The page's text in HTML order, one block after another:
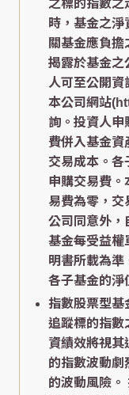
之標的指數之
時，基金之
關基金應負
揭露於基金之
人可至公開資
本公司網站
詢。投資人申
費併入基金資
交易成本。各
申購交易費。
易費為零，交
公司同意外，
基金每受益權
明書所載為準
各子基金的淨
指數股票型基
追蹤標的指數
資績效將視其
的指數波動劇
的波動風險。